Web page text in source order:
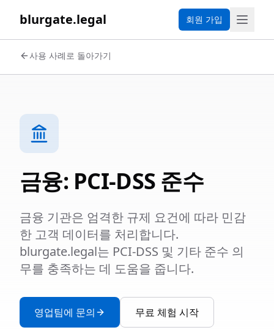
blurgate.legal 회원 가입
사용 사례로 돌아가기
금융: PCI-DSS 준수
금융 기관은 엄격한 규제 요건에 따라 민감
한 고객 데이터를 처리합니다.
blurgate.legal는 PCI-DSS 및 기타 준수 의
무를 충족하는 데 도움을 줍니다.
영업팀에 문의 무료 체험 시작